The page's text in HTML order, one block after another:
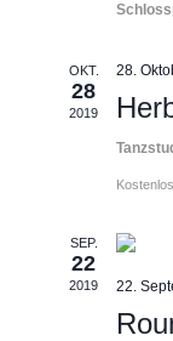
OKT.
28
2019
28.
Kostenlos
SEP.
22
2019 22.